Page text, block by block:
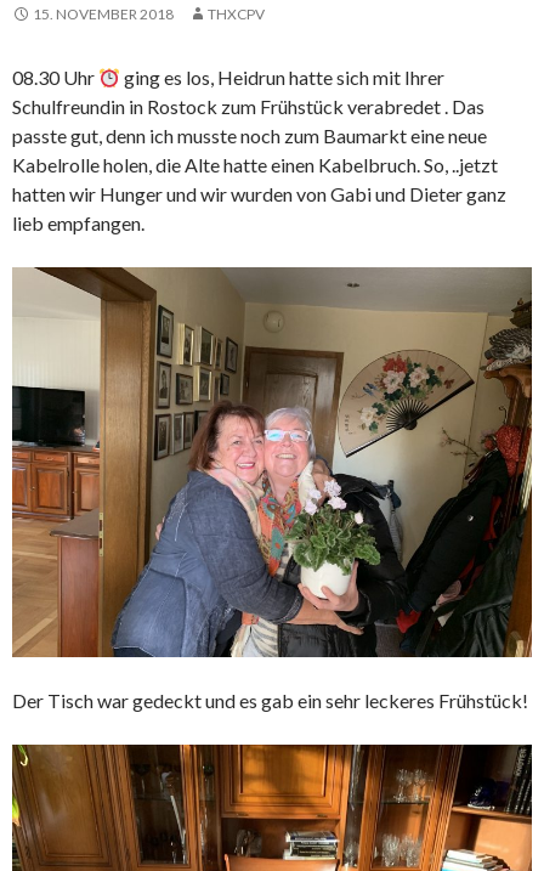
15. NOVEMBER 2018 THXCPV
08.30 Uhr
ging es los, Heidrun hatte sich mit Ihrer
Schulfreundin in Rostock zum Frühstück verabredet . Das
passte gut, denn ich musste noch zum Baumarkt eine neue
Kabelrolle holen, die Alte hatte einen Kabelbruch. So, ..jetzt
hatten wir Hunger und wir wurden von Gabi und Dieter ganz
lieb empfangen.
Der Tisch war gedeckt und es gab ein sehr leckeres Frühstück!